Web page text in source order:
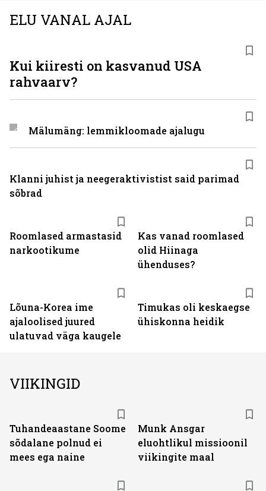
ELU VANAL AJAL
Roomlased armastasid
narkootikume
Kas vanad roomlased
olid Hiinaga
ühenduses?
Lõuna-Korea ime
ajaloolised juured
ulatuvad väga kaugele
Timukas oli keskaegse
ühiskonna heidik
Kui kiiresti on kasvanud USA
rahvaarv?
Mälumäng: lemmikloomade ajalugu
Klanni juhist ja neegeraktivistist said parimad
sõbrad
VIIKINGID
Tuhandeaastane Soome
sõdalane polnud ei
mees ega naine
Munk Ansgar
eluohtlikul missioonil
viikingite maal